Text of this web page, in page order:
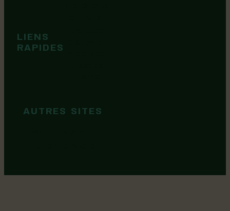
LIENS
RAPIDES
AUTRES SITES